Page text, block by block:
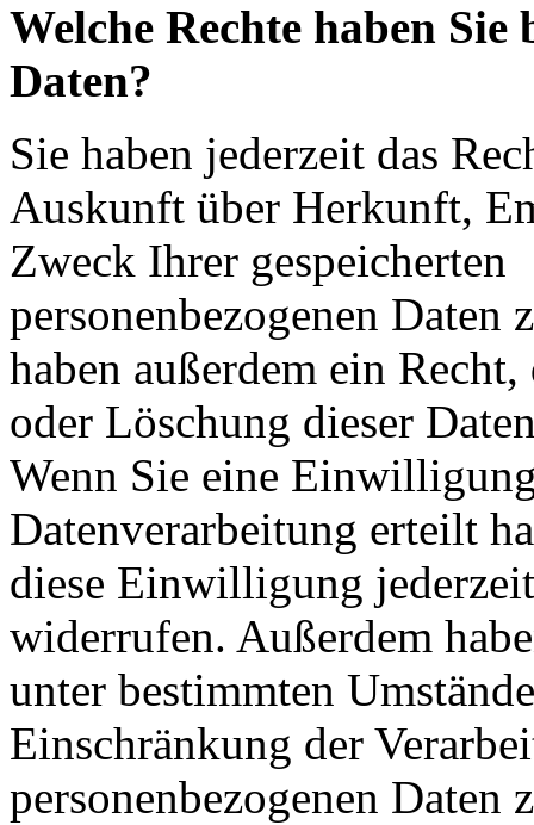
Welche Rechte haben
Daten?
Sie haben jederzeit das
Auskunft über Herkunft,
Zweck Ihrer gespeicherten
personenbezogenen Daten
haben außerdem ein
oder Löschung dieser
Wenn Sie eine
Datenverarbeitung erteilt
diese Einwilligung
widerrufen. Außerdem
unter bestimmten
Einschränkung der
personenbezogenen Daten